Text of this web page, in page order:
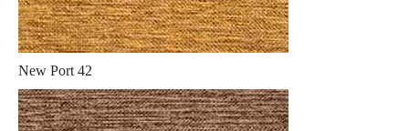
New Port 42